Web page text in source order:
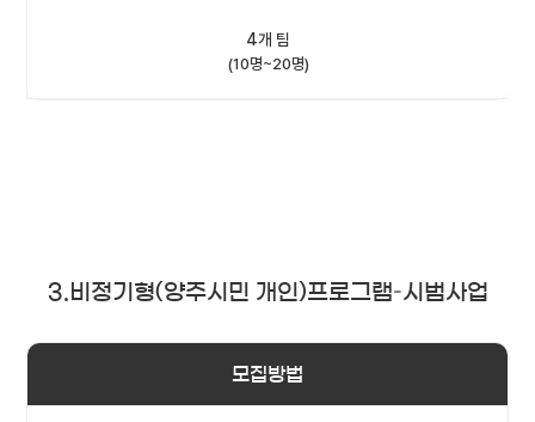
4개 팀
(10명~20명)
3.비정기형(양주시민 개인)프로그램–시범사업
모집방법